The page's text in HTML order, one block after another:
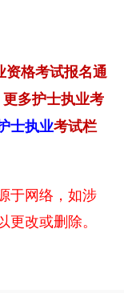
资格考试报名通
多护士执业考
士执业考试栏
于网络，如涉
改或删除。